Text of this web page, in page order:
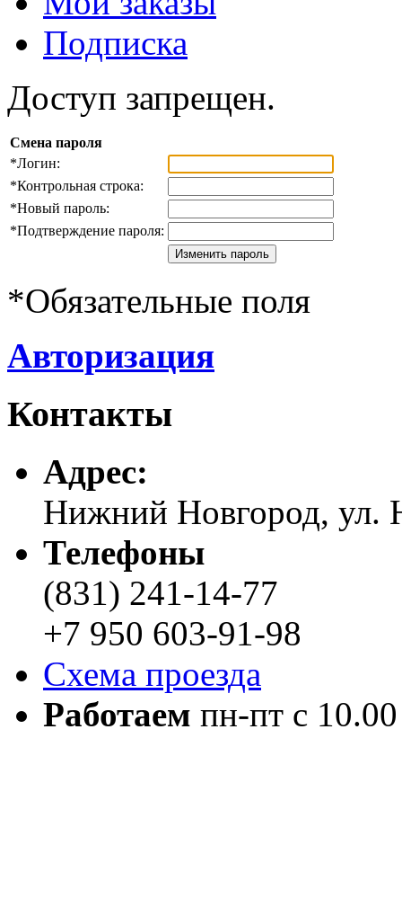
Подписка
Доступ запрещен.
Смена пароля
*Логин:
*Контрольная строка:
*Новый пароль:
*Подтверждение пароля:
*Обязательные поля
Авторизация
Контакты
Адреc:
Нижний Новгород, ул.
Телефоны
(831) 241-14-77
+7 950 603-91-98
Схема проезда
Работаем пн-пт с